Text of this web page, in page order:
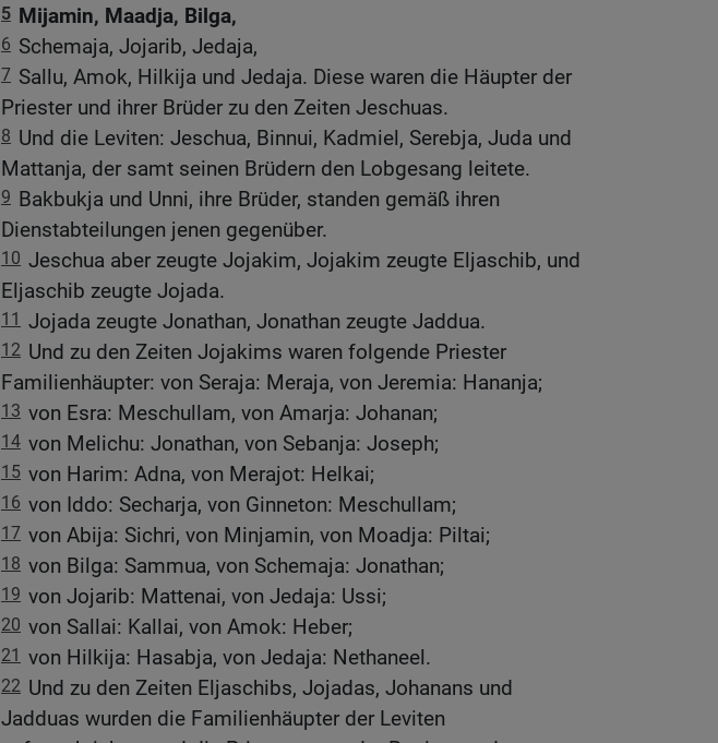
5 Mijamin, Maadja, Bilga,
6 Schemaja, Jojarib, Jedaja,
7 Sallu, Amok, Hilkija und Jedaja. Diese waren die Häupter der
Priester und ihrer Brüder zu den Zeiten Jeschuas.
8 Und die Leviten: Jeschua, Binnui, Kadmiel, Serebja, Juda und
Mattanja, der samt seinen Brüdern den Lobgesang leitete.
9 Bakbukja und Unni, ihre Brüder, standen gemäß ihren
Dienstabteilungen jenen gegenüber.
10 Jeschua aber zeugte Jojakim, Jojakim zeugte Eljaschib, und
Eljaschib zeugte Jojada.
11 Jojada zeugte Jonathan, Jonathan zeugte Jaddua.
12 Und zu den Zeiten Jojakims waren folgende Priester
Familienhäupter: von Seraja: Meraja, von Jeremia: Hananja;
13 von Esra: Meschullam, von Amarja: Johanan;
14 von Melichu: Jonathan, von Sebanja: Joseph;
15 von Harim: Adna, von Merajot: Helkai;
16 von Iddo: Secharja, von Ginneton: Meschullam;
17 von Abija: Sichri, von Minjamin, von Moadja: Piltai;
18 von Bilga: Sammua, von Schemaja: Jonathan;
19 von Jojarib: Mattenai, von Jedaja: Ussi;
20 von Sallai: Kallai, von Amok: Heber;
21 von Hilkija: Hasabja, von Jedaja: Nethaneel.
22 Und zu den Zeiten Eljaschibs, Jojadas, Johanans und
Jadduas wurden die Familienhäupter der Leviten